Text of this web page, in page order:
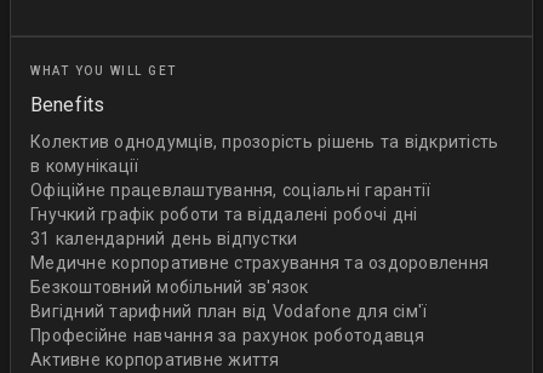
WHAT YOU WILL GET
Benefits
Колектив однодумців, прозорість рішень та відкритість
в комунікації
Офіційне працевлаштування, соціальні гарантії
Гнучкий графік роботи та віддалені робочі дні
31 календарний день відпустки
Медичне корпоративне страхування та оздоровлення
Безкоштовний мобільний зв'язок
Вигідний тарифний план від Vodafone для сім'ї
Професійне навчання за рахунок роботодавця
Активне корпоративне життя